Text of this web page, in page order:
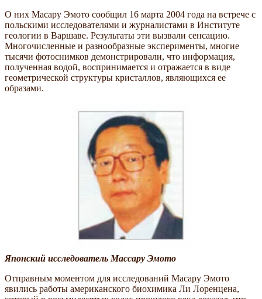
О них Масару Эмото сообщил 16 марта 2004 года на встрече с
польскими исследователями и журналистами в Институте
геологии в Варшаве. Результаты эти вызвали сенсацию.
Многочисленные и разнообразные эксперименты, многие
тысячи фотоснимков демонстрировали, что информация,
полученная водой, воспринимается и отражается в виде
геометрической структуры кристаллов, являющихся ее
образами.
Японский исследователь Массару Эмото
Отправным моментом для исследований Масару Эмото
явились работы американского биохимика Ли Лоренцена,